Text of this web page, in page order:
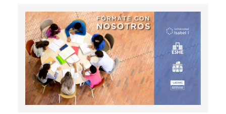
CASO CLÍNICO - TAQUICARDIA VENTRICULAR
POLIMÓRFICA (TVP). CUIDADOS DE ENFERMERÍA EN
UNA UNIDAD DE SOPORTE VITAL AVANZADO (USVA) A
PROPÓSITO DE UN CASO
Redondo Castán, L.C- 07/06/2021